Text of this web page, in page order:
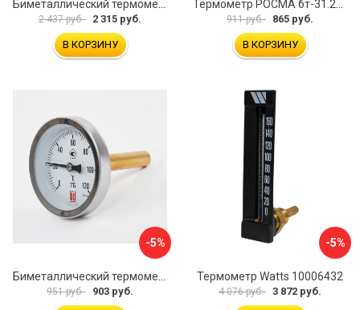
2 437 руб. 2 315 руб.
В КОРЗИНУ
911 руб. 865 руб.
В КОРЗИНУ
-5%
Биметаллический термометр BD ТБ 63Т/46 1161001031
951 руб. 903 руб.
-5%
Термометр Watts 10006432
4 076 руб. 3 872 руб.